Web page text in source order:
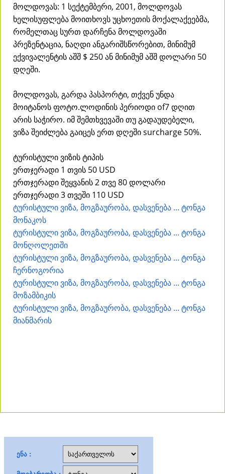
მოლდოვას: 1 სექტემბერი, 2001, მოლდოვას
ხელისუფლება მოითხოვს უცხოეთის მოქალაქეებმა,
რომელთაც სურთ დარჩენა მოლდოვაში
პრეზენტაცია, ნაღდი ანგარიშსწორებით, მინიმუმ
ექვივალენტის აშშ $ 250 ან მინიმუმ აშშ დოლარი 50
დღეში.
მოლდოვას, გარდა პასპორტი, თქვენ უნდა
მოიტანოს ფოტო.ლოდინის პერიოდი of7 დღით
არის საჭირო. იმ შემთხვევაში თუ გადაუდებელი,
ვიზა შეიძლება გაიცეს ერთ დღეში surcharge 50%.
ტურისტული ვიზის ტიპის
ერთჯერადი 1 თვის 50 USD
ერთჯერადი შეყვანის 2 თვე 80 დოლარი
ერთჯერადი 3 თვეში 110 USD
ტურისტული ვიზა, მოგზაურობა, დასვენება ... ტონგა
მონაკოს
ტურისტული ვიზა, მოგზაურობა, დასვენება ... ტონგა
მონღოლეთში
ტურისტული ვიზა, მოგზაურობა, დასვენება ... ტონგა
ჩერნოგორია
ტურისტული ვიზა, მოგზაურობა, დასვენება ... ტონგა
მოზამბიკის
ტურისტული ვიზა, მოგზაურობა, დასვენება ... ტონგა
მიანმარის